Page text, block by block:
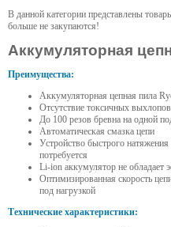
В данной категории представлены
больше не закупаются!
Аккумуляторная
Преимущества:
Аккумуляторная цепная пила
Отсутствие токсичных выхлопов
До 100 резов бревна на одной
Автоматическая смазка цепи
Устройство быстрого
потребуется
Li-ion аккумулятор не обладает
Оптимизированная скорость
под нагрузкой
Технические характеристики: